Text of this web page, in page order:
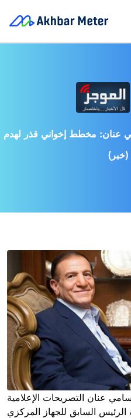
عنان: مخطط إخواني قذر لهدم
(خبر)
عنان التصريحات الإعلامية
الرئيس السابق للجهاز المركزي